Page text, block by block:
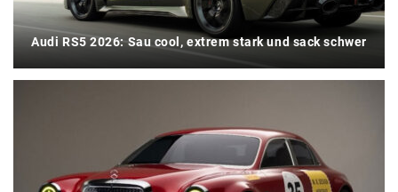
Audi RS5 2026: Sau cool, extrem stark und sack schwer